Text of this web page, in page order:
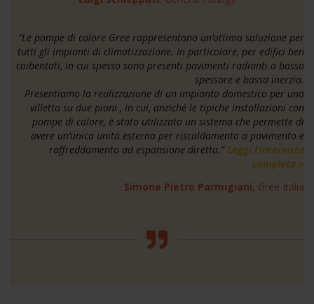
“Le pompe di calore Gree rappresentano un’ottima soluzione per
tutti gli impianti di climatizzazione. In particolare, per edifici ben
coibentati, in cui spesso sono presenti pavimenti radianti a basso
spessore e bassa inerzia.
Presentiamo la realizzazione di un impianto domestico per una
villetta su due piani , in cui, anziché le tipiche installazioni con
pompe di calore, è stato utilizzato un sistema che permette di
avere un’unica unità esterna per riscaldamento a pavimento e
raffreddamento ad espansione diretta.”Leggi l’intervista
completa »
Simone Pietro Parmigiani, Gree Italia